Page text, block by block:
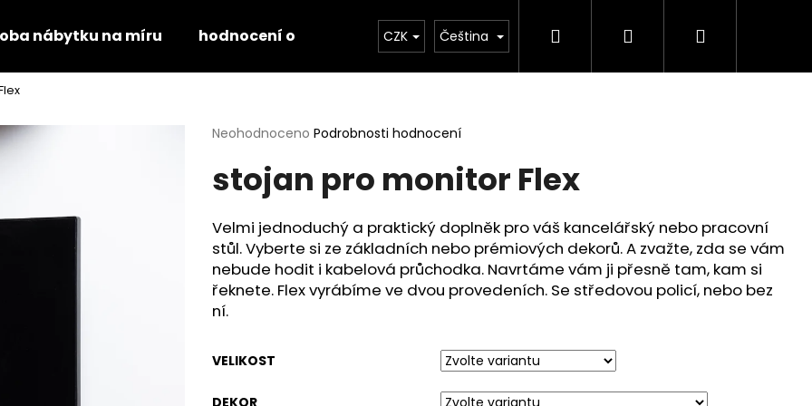
nábytku na míru hodnocení obchodu kontakt
CZK Čeština Hledat PřihlášeníNákupní
Průměrné
produktu
je
z
5
hvězdiček.
Neohodnoceno Podrobnosti hodnocení
stojan pro monitor Flex
Velmi jednoduchý a praktický doplněk pro váš kancelářský nebo pracovní
stůl. Vyberte si ze základních nebo prémiových dekorů. A zvažte, zda se vám
nebude hodit i kabelová průchodka. Navrtáme vám ji přesně tam, kam si
řeknete. Flex vyrábíme ve dvou provedeních. Se středovou policí, nebo bez
ní.
VELIKOST
DEKOR
Co potřebujete najít?
HLEDAT
Doporučujeme
STOLOVÁ DESKA OVÁL BARDOLINO